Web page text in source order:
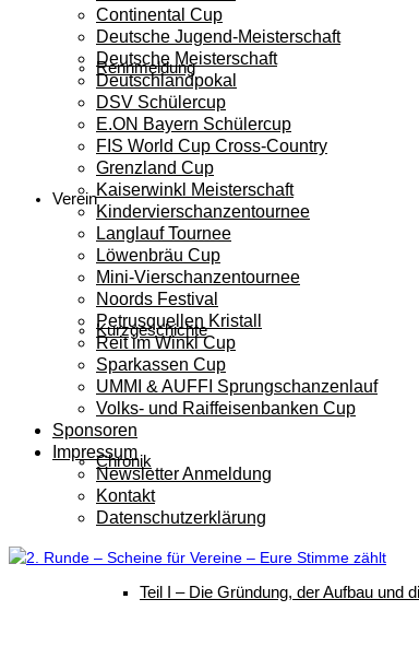
Rennmeldung
Verein
Kurzgeschichte
Chronik
Teil I – Die Gründung, der Aufbau und
Continental Cup
Deutsche Jugend-Meisterschaft
Deutsche Meisterschaft
Deutschlandpokal
DSV Schülercup
E.ON Bayern Schülercup
FIS World Cup Cross-Country
Grenzland Cup
Kaiserwinkl Meisterschaft
Kindervierschanzentournee
Langlauf Tournee
Löwenbräu Cup
Mini-Vierschanzentournee
Noords Festival
Petrusquellen Kristall
Reit im Winkl Cup
Sparkassen Cup
UMMI & AUFFI Sprungschanzenlauf
Volks- und Raiffeisenbanken Cup
Sponsoren
Impressum
Newsletter Anmeldung
Kontakt
Datenschutzerklärung